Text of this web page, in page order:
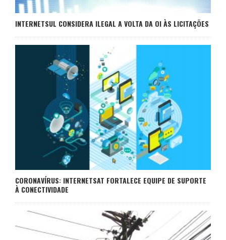
INTERNETSUL CONSIDERA ILEGAL A VOLTA DA OI ÀS LICITAÇÕES
CORONAVÍRUS: INTERNETSAT FORTALECE EQUIPE DE SUPORTE
À CONECTIVIDADE